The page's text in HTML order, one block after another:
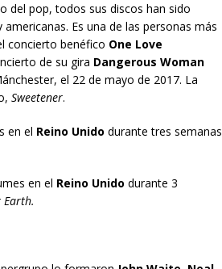
del pop, todos sus discos han sido
Es una de las personas más
concierto benéfico One Love
de su gira Dangerous Woman
el 22 de mayo de 2017. La
Sweetener.
en el Reino Unido durante tres semanas
en el Reino Unido durante 3
Earth.